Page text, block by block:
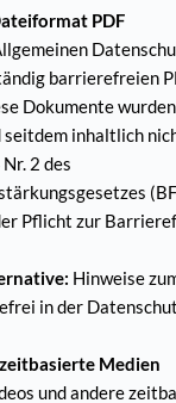
PDF
barrierefreien
Dokumente
inhaltlich
2 des
Pflicht zur
Hinweise
in der
Medien
und andere